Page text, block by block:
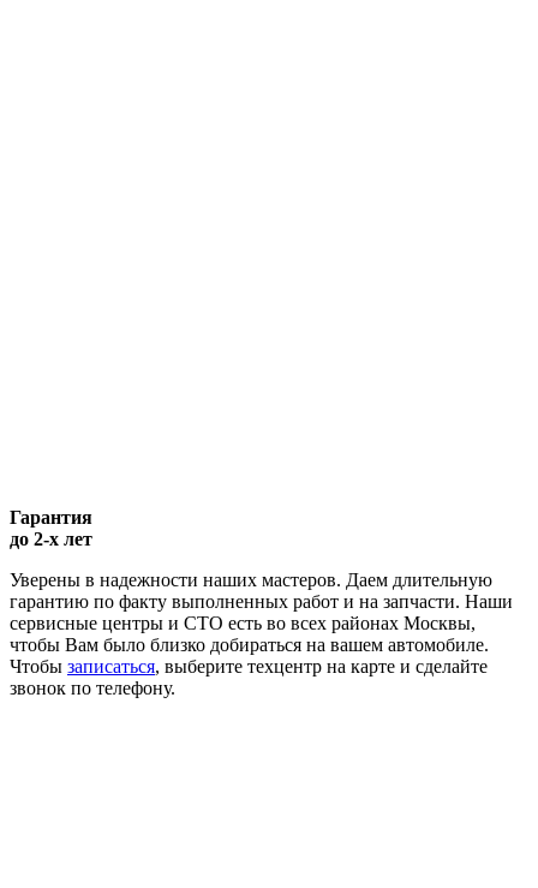
Гарантия
до 2-х лет
Уверены в надежности наших мастеров. Даем длительную
гарантию по факту выполненных работ и на запчасти. Наши
сервисные центры и СТО есть во всех районах Москвы,
чтобы Вам было близко добираться на вашем автомобиле.
Чтобы записаться, выберите техцентр на карте и сделайте
звонок по телефону.